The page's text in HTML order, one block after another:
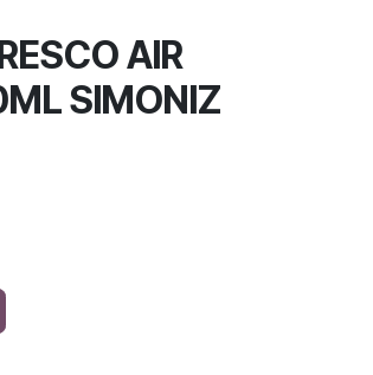
AIR
SIMONIZ